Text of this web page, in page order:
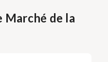
Marché de la